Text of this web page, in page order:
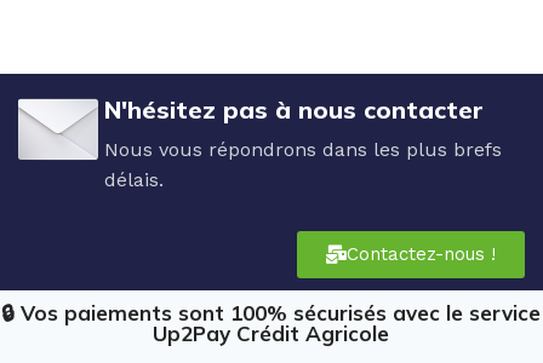
N'hésitez pas à nous contacter
Nous vous répondrons dans les plus brefs
délais.
Contactez-nous !
🔒 Vos paiements sont 100% sécurisés avec le service
Up2Pay Crédit Agricole